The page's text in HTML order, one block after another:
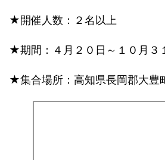
★開催人数：２名以上
★期間：４月２０日～１０月３
★集合場所：高知県長岡郡大豊